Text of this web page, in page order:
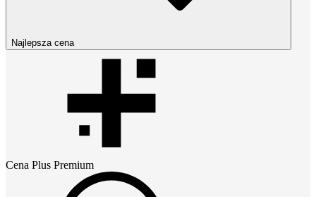
Najlepsza cena
Cena Plus Premium